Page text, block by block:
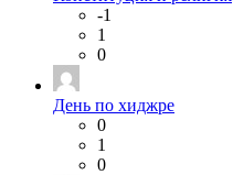
-1
1
0
День по хиджре
0
1
0